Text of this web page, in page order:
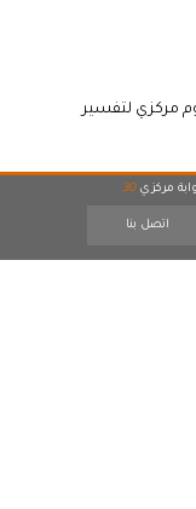
مركزي لتفسير
مركزي 30
اتصل بنا